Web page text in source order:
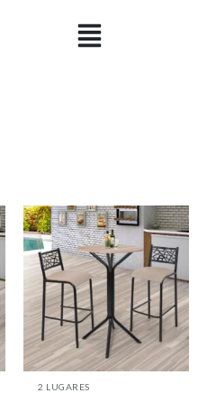
2 LUGARES